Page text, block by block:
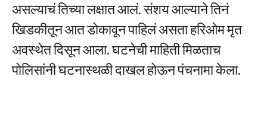
असल्याचं तिच्या लक्षात आलं. संशय आल्याने तिनं
खिडकीतून आत डोकावून पाहिलं असता हरिओम मृत
अवस्थेत दिसून आला. घटनेची माहिती मिळताच
पोलिसांनी घटनास्थळी दाखल होऊन पंचनामा केला.